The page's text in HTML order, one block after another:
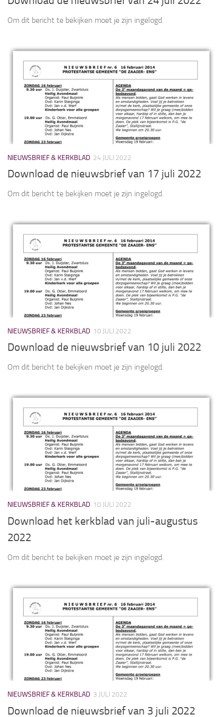
Om dit bericht te bekijken moet je zijn ingelogd.
NIEUWSBRIEF & KERKBLAD 24 JULI 2022
Download de nieuwsbrief van 17 juli 2022
Om dit bericht te bekijken moet je zijn ingelogd.
NIEUWSBRIEF & KERKBLAD 10 JULI 2022
Download de nieuwsbrief van 10 juli 2022
Om dit bericht te bekijken moet je zijn ingelogd.
NIEUWSBRIEF & KERKBLAD 10 JULI 2022
Download het kerkblad van juli-augustus
2022
Om dit bericht te bekijken moet je zijn ingelogd.
NIEUWSBRIEF & KERKBLAD 3 JULI 2022
Download de nieuwsbrief van 3 juli 2022